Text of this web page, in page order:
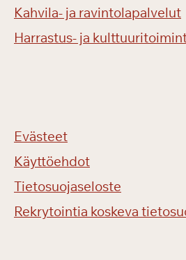
Kahvila- ja ravintolapalvelut
Harrastus- ja
Evästeet
Käyttöehdot
Tietosuojaseloste
Rekrytointia koskeva